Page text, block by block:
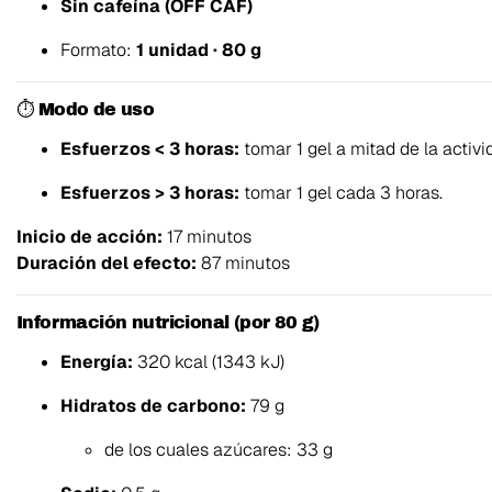
Sin cafeína (OFF CAF)
Formato: 1 unidad · 80 g
⏱ Modo de uso
Esfuerzos < 3 horas: tomar 1 gel a mitad de la
Esfuerzos > 3 horas: tomar 1 gel cada 3 horas.
Inicio de acción: 17 minutos
Duración del efecto: 87 minutos
Información nutricional (por 80 g)
Energía: 320 kcal (1343 kJ)
Hidratos de carbono: 79 g
de los cuales azúcares: 33 g